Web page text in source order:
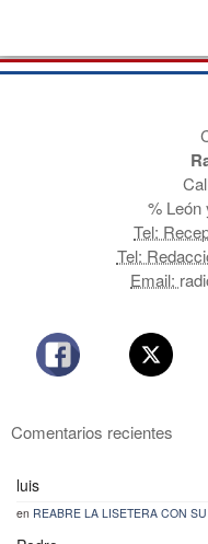
% León
Tel:
Tel:
Email:
Comentarios recientes
luis
en REABRE LA LISETERA CON